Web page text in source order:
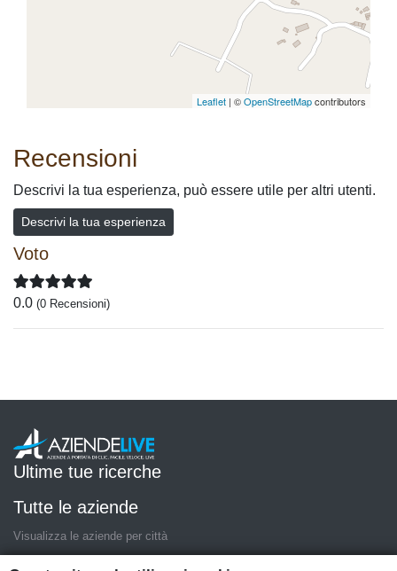
Leaflet | ©OpenStreetMapcontributors
Recensioni
Descrivi la tua esperienza, può essere utile per altri utenti.
Descrivi la tua esperienza
Voto
0.0 (0 Recensioni)
Ultime tue ricerche
Tutte le aziende
Visualizza le aziende per città